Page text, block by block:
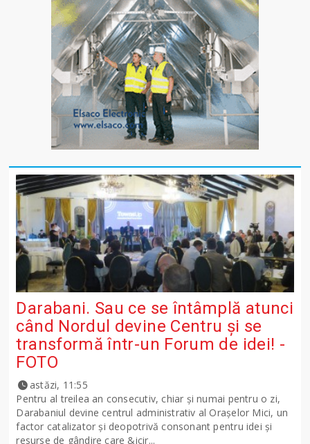
Darabani. Sau ce se întâmplă atunci
când Nordul devine Centru și se
transformă într-un Forum de idei! -
FOTO
astăzi, 11:55
Pentru al treilea an consecutiv, chiar și numai pentru o zi,
Darabaniul devine centrul administrativ al Orașelor Mici, un
factor catalizator și deopotrivă consonant pentru idei și
resurse de gândire care &icir...